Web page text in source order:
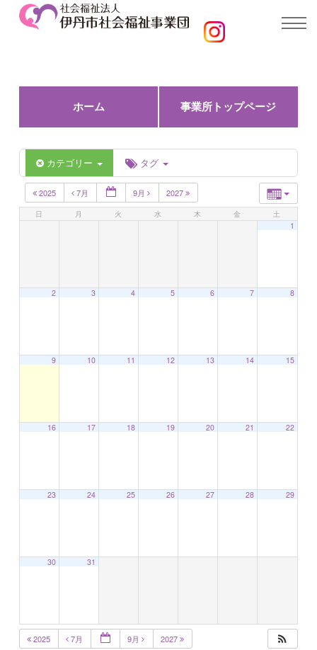
ホーム 事業所トップページ
カテゴリー タグ
2025 7月 9月 2027
日 月 火 水 木 金 土
1
2 3 4 5 6 7 8
9 10 11 12 13 14 15
16 17 18 19 20 21 22
23 24 25 26 27 28 29
30 31
2025 7月 9月 2027